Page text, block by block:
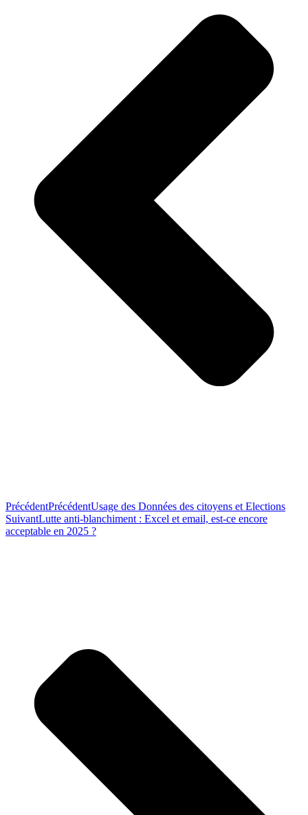
PrécédentPrécédentUsage des Données des citoyens et Elections
SuivantLutte anti-blanchiment : Excel et email, est-ce encore
acceptable en 2025 ?